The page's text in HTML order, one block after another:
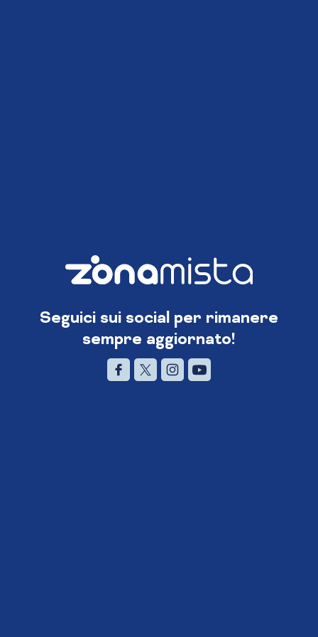
Seguici sui social per rimanere
sempre aggiornato!